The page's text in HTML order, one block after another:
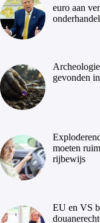
euro aan
gevonden
moeten
rijbewijs
EU en VS